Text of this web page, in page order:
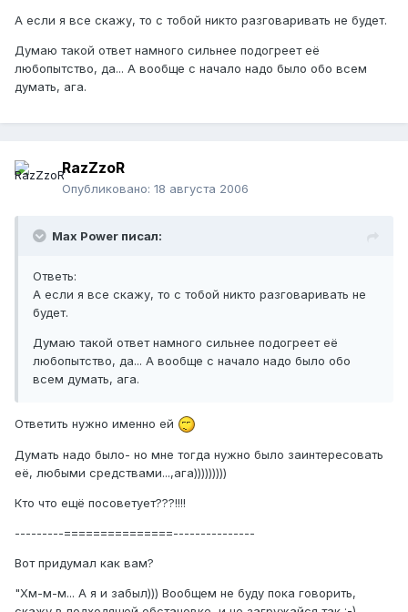
А если я все скажу, то с тобой никто разговаривать не будет.
Думаю такой ответ намного сильнее подогреет её
любопытство, да... А вообще с начало надо было обо всем
думать, ага.
RazZzoR
Опубликовано: 18 августа 2006
Max Power писал:
Ответь:
А если я все скажу, то с тобой никто разговаривать не
будет.
Думаю такой ответ намного сильнее подогреет её
любопытство, да... А вообще с начало надо было обо
всем думать, ага.
Ответить нужно именно ей
Думать надо было- но мне тогда нужно было заинтересовать
её, любыми средствами...,ага)))))))))
Кто что ещё посоветует???!!!!
---------===============---------------
Вот придумал как вам?
"Хм-м-м... А я и забыл))) Вообщем не буду пока говорить,